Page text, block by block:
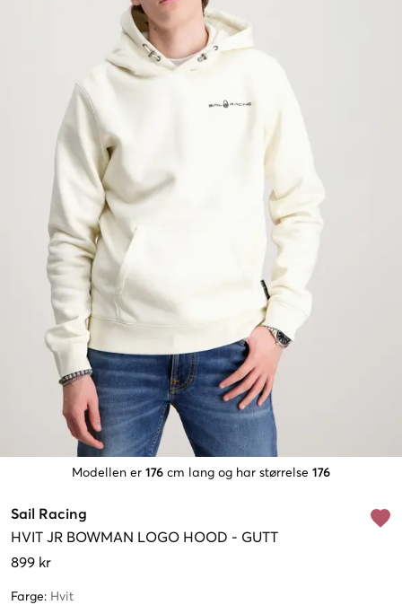
Modellen er 176 cm lang og har størrelse 176
Sail Racing
HVIT JR BOWMAN LOGO HOOD - GUTT
899 kr
Farge: Hvit